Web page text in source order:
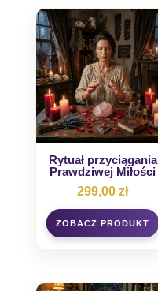
Rytuał przyciągania
Prawdziwej Miłości
299,00zł